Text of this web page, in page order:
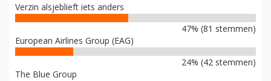
Verzin alsjeblieft iets anders
47% (81 stemmen)
European Airlines Group (EAG)
24% (42 stemmen)
The Blue Group